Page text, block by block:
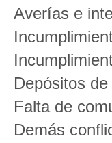
Averías e
Depósitos
Falta de
Demás